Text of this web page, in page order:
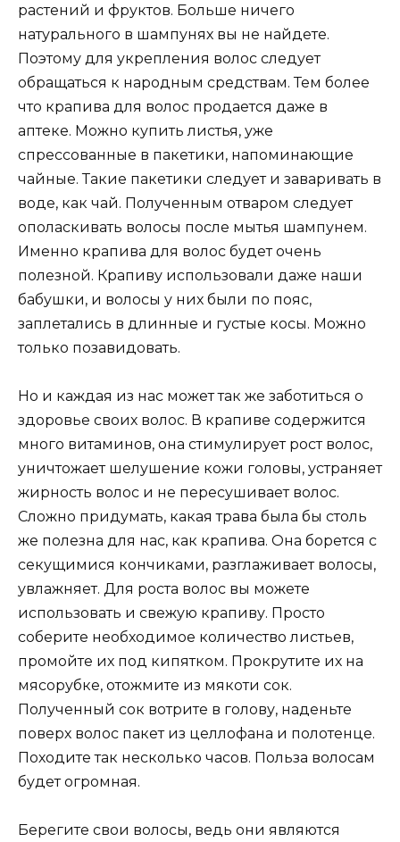
растений и фруктов. Больше ничего
натурального в шампунях вы не найдете.
Поэтому для укрепления волос следует
обращаться к народным средствам. Тем более
что крапива для волос продается даже в
аптеке. Можно купить листья, уже
спрессованные в пакетики, напоминающие
чайные. Такие пакетики следует и заваривать в
воде, как чай. Полученным отваром следует
ополаскивать волосы после мытья шампунем.
Именно крапива для волос будет очень
полезной. Крапиву использовали даже наши
бабушки, и волосы у них были по пояс,
заплетались в длинные и густые косы. Можно
только позавидовать.
Но и каждая из нас может так же заботиться о
здоровье своих волос. В крапиве содержится
много витаминов, она стимулирует рост волос,
уничтожает шелушение кожи головы, устраняет
жирность волос и не пересушивает волос.
Сложно придумать, какая трава была бы столь
же полезна для нас, как крапива. Она борется с
секущимися кончиками, разглаживает волосы,
увлажняет. Для роста волос вы можете
использовать и свежую крапиву. Просто
соберите необходимое количество листьев,
промойте их под кипятком. Прокрутите их на
мясорубке, отожмите из мякоти сок.
Полученный сок вотрите в голову, наденьте
поверх волос пакет из целлофана и полотенце.
Походите так несколько часов. Польза волосам
будет огромная.
Берегите свои волосы, ведь они являются